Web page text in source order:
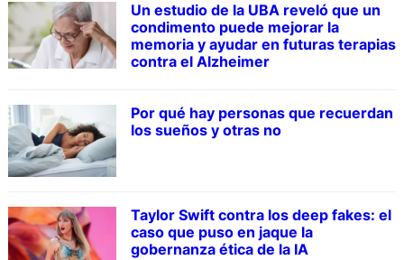
Un estudio de la UBA reveló que un
condimento puede mejorar la
memoria y ayudar en futuras terapias
contra el Alzheimer
Por qué hay personas que recuerdan
los sueños y otras no
Taylor Swift contra los deep fakes: el
caso que puso en jaque la
gobernanza ética de la IA